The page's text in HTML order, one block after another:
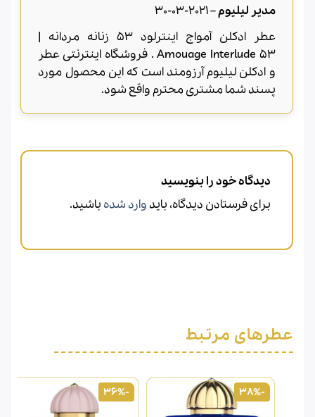
امتیاز 5از
5
مدیر لیلیوم–
2021-03-30
عطر ادکلن آمواج اینترلود ۵۳ زنانه مردانه |
Amouage Interlude 53 . فروشگاه اینترنتی عطر
و ادکلن لیلیوم آرزومند است که این محصول مورد
پسند شما مشتری محترم واقع شود.
دیدگاه خود را بنویسید
برای فرستادن دیدگاه، باید وارد شده باشید.
عطرهای مرتبط
-38%
-36%